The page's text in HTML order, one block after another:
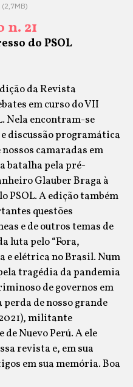
(2,7MB)
21
do PSOL
da Revista
em curso do VII
Nela encontram-se
discussão programática
camaradas em
batalha pela pré-
Glauber Braga à
PSOL. A edição também
questões
e de outros temas de
luta pelo “Fora,
e elétrica no Brasil. Num
tragédia da pandemia
de governos em
de nosso grande
militante
Nuevo Perú. A ele
revista e, em sua
em sua memória. Boa